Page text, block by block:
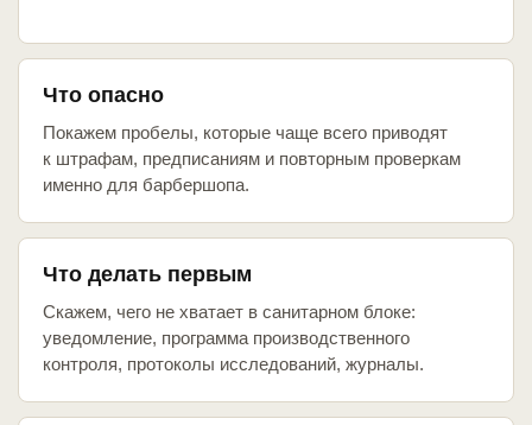
Что опасно
Покажем пробелы, которые чаще всего приводят
к штрафам, предписаниям и повторным проверкам
именно для барбершопа.
Что делать первым
Скажем, чего не хватает в санитарном блоке:
уведомление, программа производственного
контроля, протоколы исследований, журналы.